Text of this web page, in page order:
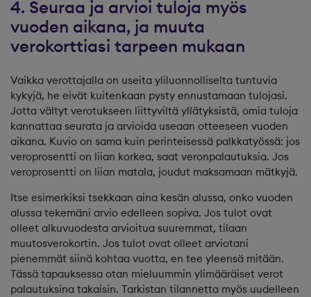
4. Seuraa ja arvioi tuloja myös
vuoden aikana, ja muuta
verokorttiasi tarpeen mukaan
Vaikka verottajalla on useita yliluonnolliselta tuntuvia
kykyjä, he eivät kuitenkaan pysty ennustamaan tulojasi.
Jotta vältyt verotukseen liittyviltä yllätyksistä, omia tuloja
kannattaa seurata ja arvioida useaan otteeseen vuoden
aikana. Kuvio on sama kuin perinteisessä palkkatyössä: jos
veroprosentti on liian korkea, saat veronpalautuksia. Jos
veroprosentti on liian matala, joudut maksamaan mätkyjä.
Itse esimerkiksi tsekkaan aina kesän alussa, onko vuoden
alussa tekemäni arvio edelleen sopiva. Jos tulot ovat
olleet alkuvuodesta arvioitua suuremmat, tilaan
muutosverokortin. Jos tulot ovat olleet arviotani
pienemmät siinä kohtaa vuotta, en tee yleensä mitään.
Tässä tapauksessa otan mieluummin ylimääräiset verot
palautuksina takaisin. Tarkistan tilannetta myös uudelleen